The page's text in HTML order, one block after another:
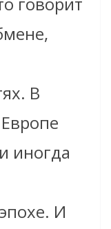
В
иногда
И